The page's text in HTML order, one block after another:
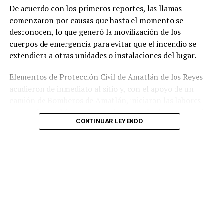
públicos.
De acuerdo con los primeros reportes, las llamas
comenzaron por causas que hasta el momento se
desconocen, lo que generó la movilización de los
cuerpos de emergencia para evitar que el incendio se
extendiera a otras unidades o instalaciones del lugar.
Elementos de Protección Civil de Amatlán de los Reyes
acudieron de inmediato al sitio y, con el apoyo de un
para sofocar el fuego, logrando controlar la emergencia
tras varios minutos de trabajo.
CONTINUAR LEYENDO